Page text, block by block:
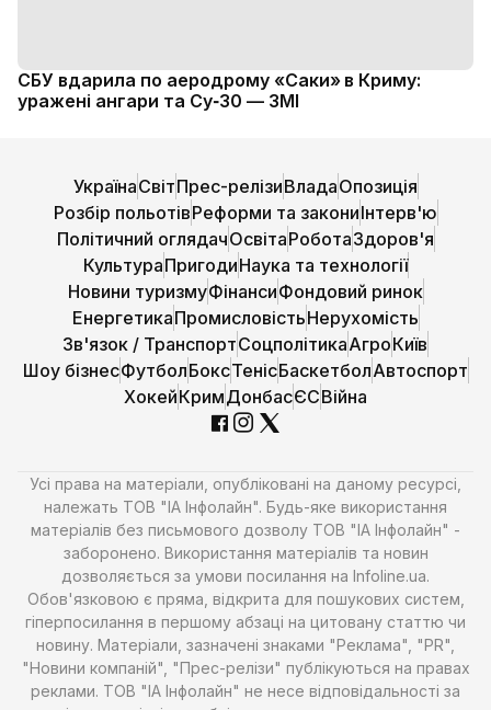
СБУ вдарила по аеродрому «Саки» в Криму:
уражені ангари та Су‑30 — ЗМІ
УкраїнаСвітПрес-релізиВладаОпозиція
Розбір польотівРеформи та закониІнтерв'ю
Політичний оглядачОсвітаРоботаЗдоров'я
КультураПригодиНаука та технології
Новини туризмуФінансиФондовий ринок
ЕнергетикаПромисловістьНерухомість
Зв'язок / ТранспортСоцполітикаАгроКиїв
Шоу бізнесФутболБоксТенісБаскетболАвтоспорт
ХокейКримДонбасЄСВійна
Усі права на матеріали, опубліковані на даному ресурсі,
належать ТОВ "ІА Інфолайн". Будь-яке використання
матеріалів без письмового дозволу ТОВ "ІА Інфолайн" -
заборонено. Використання матеріалів та новин
дозволяється за умови посилання на Infoline.ua.
Обов'язковою є пряма, відкрита для пошукових систем,
гіперпосилання в першому абзаці на цитовану статтю чи
новину. Матеріали, зазначені знаками "Реклама", "PR",
"Новини компаній", "Прес-релізи" публікуються на правах
реклами. ТОВ "ІА Інфолайн" не несе відповідальності за